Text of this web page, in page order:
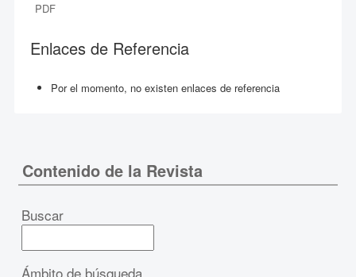
PDF
Enlaces de Referencia
Por el momento, no existen enlaces de referencia
Contenido de la Revista
Buscar
Ámbito de búsqueda